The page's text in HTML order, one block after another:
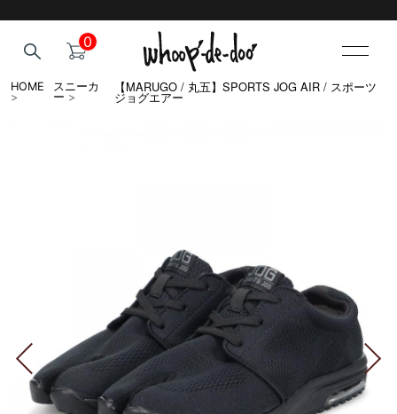
0
HOME
>
スニーカ
ー >
【MARUGO / 丸五】SPORTS JOG AIR / スポーツ
ジョグエアー